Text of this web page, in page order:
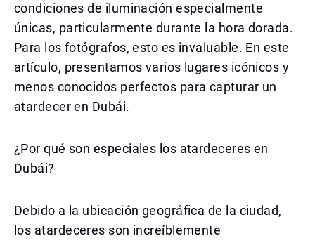
condiciones de iluminación especialmente
únicas, particularmente durante la hora dorada.
Para los fotógrafos, esto es invaluable. En este
artículo, presentamos varios lugares icónicos y
menos conocidos perfectos para capturar un
atardecer en Dubái.
¿Por qué son especiales los atardeceres en
Dubái?
Debido a la ubicación geográfica de la ciudad,
los atardeceres son increíblemente